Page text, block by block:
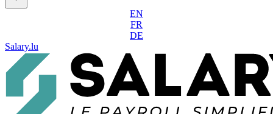
EN
FR
DE
Salary.lu